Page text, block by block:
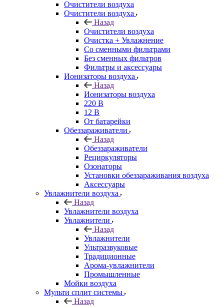
Очистители воздуха
Очистители воздуха
Назад
Очистители воздуха
Очистка + Увлажнение
Cо сменными фильтрами
Без сменных фильтров
Фильтры и аксессуары
Ионизаторы воздуха
Назад
Ионизаторы воздуха
220 В
12 В
От батарейки
Обеззараживатели
Назад
Обеззараживатели
Рециркуляторы
Озонаторы
Установки обеззараживания воздуха
Аксессуары
Увлажнители воздуха
Назад
Увлажнители воздуха
Увлажнители
Назад
Увлажнители
Ультразвуковые
Традиционные
Арома-увлажнители
Промышленные
Мойки воздуха
Мульти сплит системы
Назад